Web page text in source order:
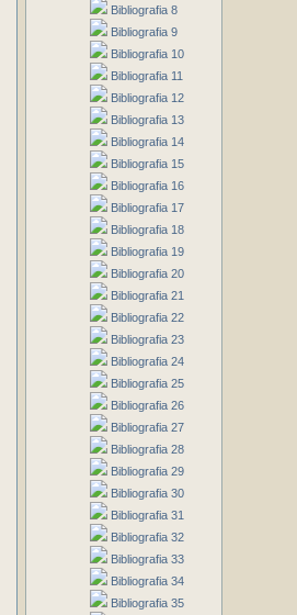
Bibliografia 8
Bibliografia 9
Bibliografia 10
Bibliografia 11
Bibliografia 12
Bibliografia 13
Bibliografia 14
Bibliografia 15
Bibliografia 16
Bibliografia 17
Bibliografia 18
Bibliografia 19
Bibliografia 20
Bibliografia 21
Bibliografia 22
Bibliografia 23
Bibliografia 24
Bibliografia 25
Bibliografia 26
Bibliografia 27
Bibliografia 28
Bibliografia 29
Bibliografia 30
Bibliografia 31
Bibliografia 32
Bibliografia 33
Bibliografia 34
Bibliografia 35